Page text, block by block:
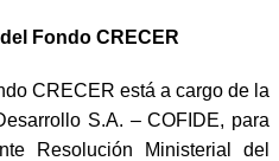
Fondo CRECER
CRECER está a cargo de la
S.A. – COFIDE, para
Resolución Ministerial del